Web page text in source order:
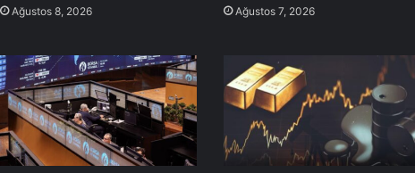
Ağustos 8, 2026 Ağustos 7, 2026